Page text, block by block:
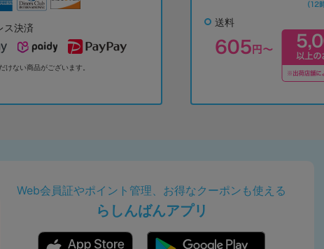
ス決済
けない商品がございます。
送料
Web会員証やポイント管理、お得なクーポンも使える
らしんばんアプリ